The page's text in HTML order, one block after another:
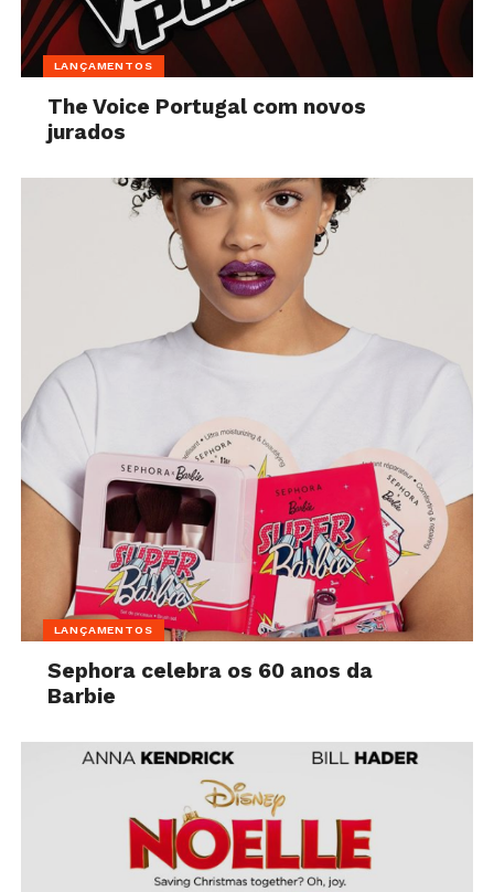
LANÇAMENTOS
The Voice Portugal com novos
jurados
LANÇAMENTOS
Sephora celebra os 60 anos da
Barbie